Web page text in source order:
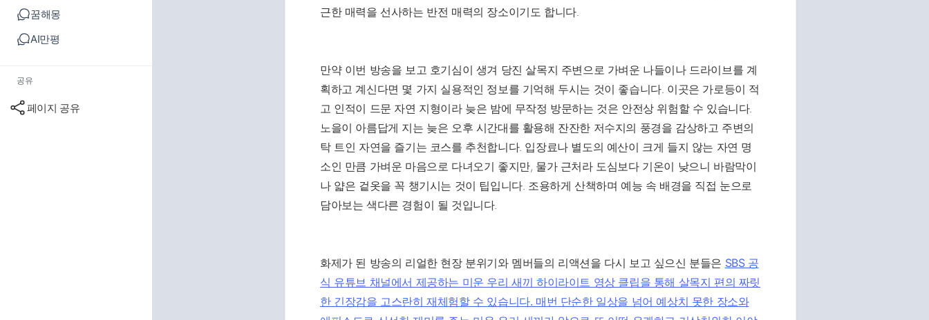
꿈해몽
AI만평
공유
페이지 공유
근한 매력을 선사하는 반전 매력의 장소이기도 합니다.
만약 이번 방송을 보고 호기심이 생겨 당진 살목지 주변으로 가벼운 나들이나 드라이브를 계
획하고 계신다면 몇 가지 실용적인 정보를 기억해 두시는 것이 좋습니다. 이곳은 가로등이 적
고 인적이 드문 자연 지형이라 늦은 밤에 무작정 방문하는 것은 안전상 위험할 수 있습니다.
노을이 아름답게 지는 늦은 오후 시간대를 활용해 잔잔한 저수지의 풍경을 감상하고 주변의
탁 트인 자연을 즐기는 코스를 추천합니다. 입장료나 별도의 예산이 크게 들지 않는 자연 명
소인 만큼 가벼운 마음으로 다녀오기 좋지만, 물가 근처라 도심보다 기온이 낮으니 바람막이
나 얇은 겉옷을 꼭 챙기시는 것이 팁입니다. 조용하게 산책하며 예능 속 배경을 직접 눈으로
담아보는 색다른 경험이 될 것입니다.
화제가 된 방송의 리얼한 현장 분위기와 멤버들의 리액션을 다시 보고 싶으신 분들은 SBS 공
식 유튜브 채널에서 제공하는 미운 우리 새끼 하이라이트 영상 클립을 통해 살목지 편의 짜릿
한 긴장감을 고스란히 재체험할 수 있습니다. 매번 단순한 일상을 넘어 예상치 못한 장소와